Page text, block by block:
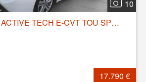
10
Corolla 1.8 125H ACTIVE TECH E-CVT TOU SPORT
17.790 €